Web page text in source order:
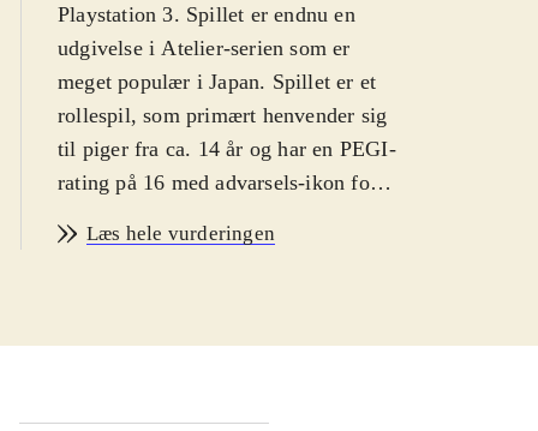
Playstation 3. Spillet er endnu en
udgivelse i Atelier-serien som er
meget populær i Japan. Spillet er et
rollespil, som primært henvender sig
til piger fra ca. 14 år og har en PEGI-
rating på 16 med advarsels-ikon for
Spillets hovedperson er den ensomme
ude på landet. Hendes bedstefar er
forsvundet. Spillets mål er derfor at
Læs hele vurderingen